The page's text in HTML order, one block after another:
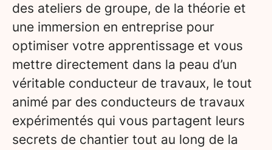
des ateliers de groupe, de la théorie et
une immersion en entreprise pour
optimiser votre apprentissage et vous
mettre directement dans la peau d’un
véritable conducteur de travaux, le tout
animé par des conducteurs de travaux
expérimentés qui vous partagent leurs
secrets de chantier tout au long de la